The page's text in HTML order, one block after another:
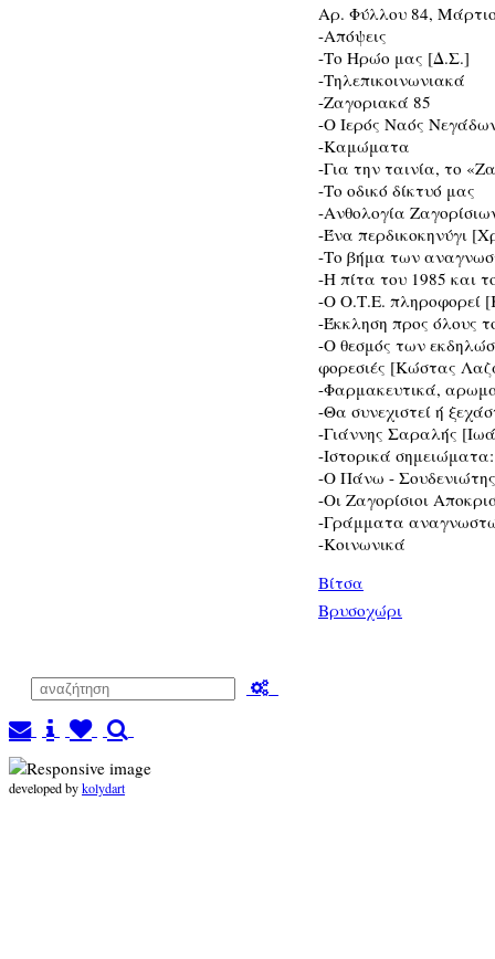
Αρ. Φύλλου 84,
-Απόψεις
-Το Ηρώο μας [Δ.Σ.]
-Τηλεπικοινωνιακά
-Ζαγοριακά 85
-Ο Ιερός Ναός
-Καμώματα
-Για την ταινία, το
-Το οδικό δίκτυό μας
-Ανθολογία
-Ένα περδικοκηνύγι
-Το βήμα των
-Η πίτα του 1985 και
-Ο Ο.Τ.Ε. πληροφορεί
-Έκκληση προς όλους
-Ο θεσμός των
φορεσιές [Κώστας
-Φαρμακευτικά,
-Θα συνεχιστεί ή
-Γιάννης Σαραλής
-Ιστορικά
-Ο Πάνω -
-Οι Ζαγορίσιοι
-Γράμματα
-Κοινωνικά
Βίτσα
Βρυσοχώρι
developed bykolydart